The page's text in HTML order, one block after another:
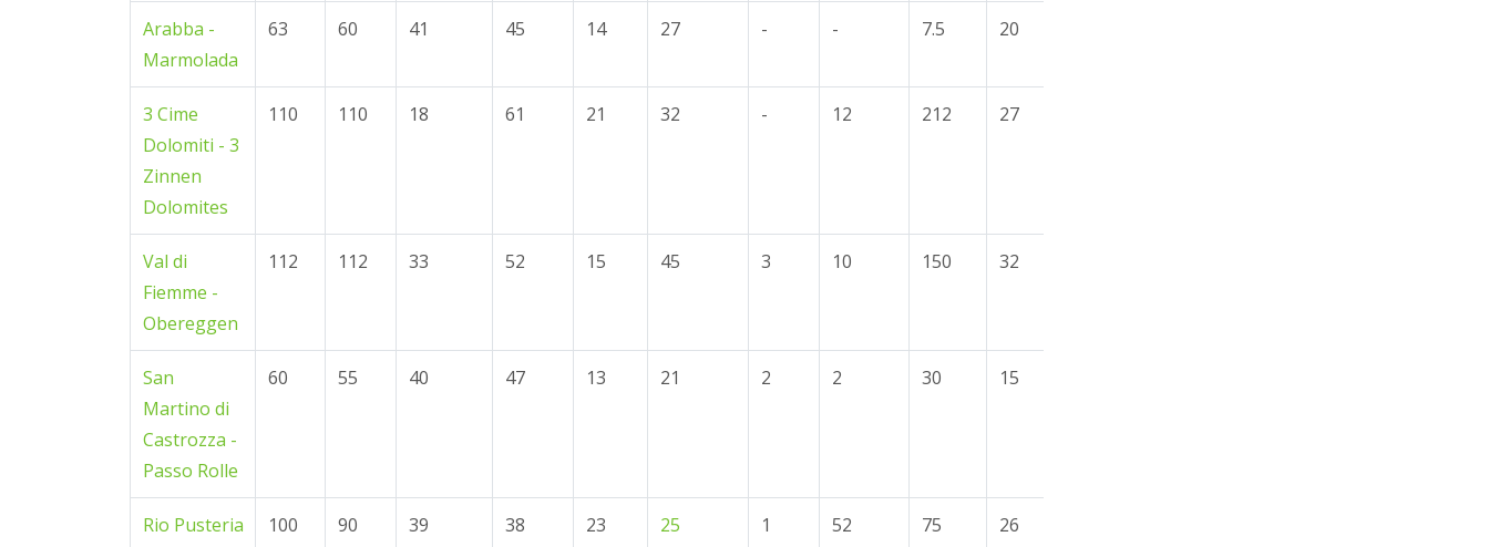
Arabba -
Marmolada
63 60 41 45 14 27 - - 7.5 20
3 Cime
Dolomiti - 3
Zinnen
Dolomites
110 110 18 61 21 32 - 12 212 27
Val di
Fiemme -
Obereggen
112 112 33 52 15 45 3 10 150 32
San
Martino di
Castrozza -
Passo Rolle
60 55 40 47 13 21 2 2 30 15
Rio Pusteria
100 90 39 38 23 25 1 52 75 26